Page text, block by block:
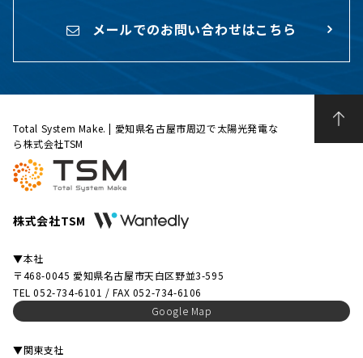
メールでのお問い合わせはこちら
Total System Make. | 愛知県名古屋市周辺で太陽光発電な
ら株式会社TSM
株式会社TSM
▼本社
〒468-0045 愛知県名古屋市天白区野並3-595
TEL 052-734-6101 / FAX 052-734-6106
Google Map
▼関東支社